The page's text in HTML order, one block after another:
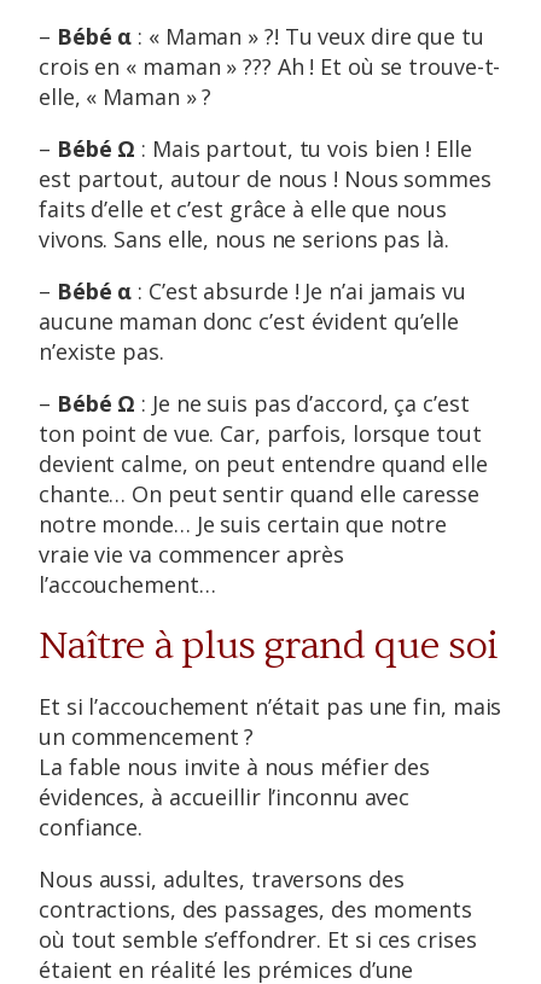
– Bébé α : « Maman » ?! Tu veux dire que tu
crois en « maman » ??? Ah ! Et où se trouve-t-
elle, « Maman » ?
– Bébé Ω : Mais partout, tu vois bien ! Elle
est partout, autour de nous ! Nous sommes
faits d’elle et c’est grâce à elle que nous
vivons. Sans elle, nous ne serions pas là.
– Bébé α : C’est absurde ! Je n’ai jamais vu
aucune maman donc c’est évident qu’elle
n’existe pas.
– Bébé Ω : Je ne suis pas d’accord, ça c’est
ton point de vue. Car, parfois, lorsque tout
devient calme, on peut entendre quand elle
chante… On peut sentir quand elle caresse
notre monde… Je suis certain que notre
vraie vie va commencer après
l’accouchement…
Naître à plus grand que soi
Et si l’accouchement n’était pas une fin, mais
un commencement ?
La fable nous invite à nous méfier des
évidences, à accueillir l’inconnu avec
confiance.
Nous aussi, adultes, traversons des
contractions, des passages, des moments
où tout semble s’effondrer. Et si ces crises
étaient en réalité les prémices d’une